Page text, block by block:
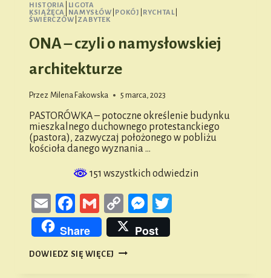
HISTORIA
LIGOTA
KSIĄŻĘCA
NAMYSŁÓW POKÓJ RYCHTAL|
ŚWIERCZÓW ZABYTEK
ONA – czyli o namysłowskiej
architekturze
Przez Milena Fakowska 5 marca, 2023
PASTORÓWKA – potoczne określenie budynku
mieszkalnego duchownego protestanckiego
(pastora), zazwyczaj położonego w pobliżu
kościoła danego wyznania …
151 wszystkich odwiedzin
EmailFacebook
GmailCopy
Link
Messenger
Share Post
DOWIEDZ SIĘ WIĘCEJ ONA